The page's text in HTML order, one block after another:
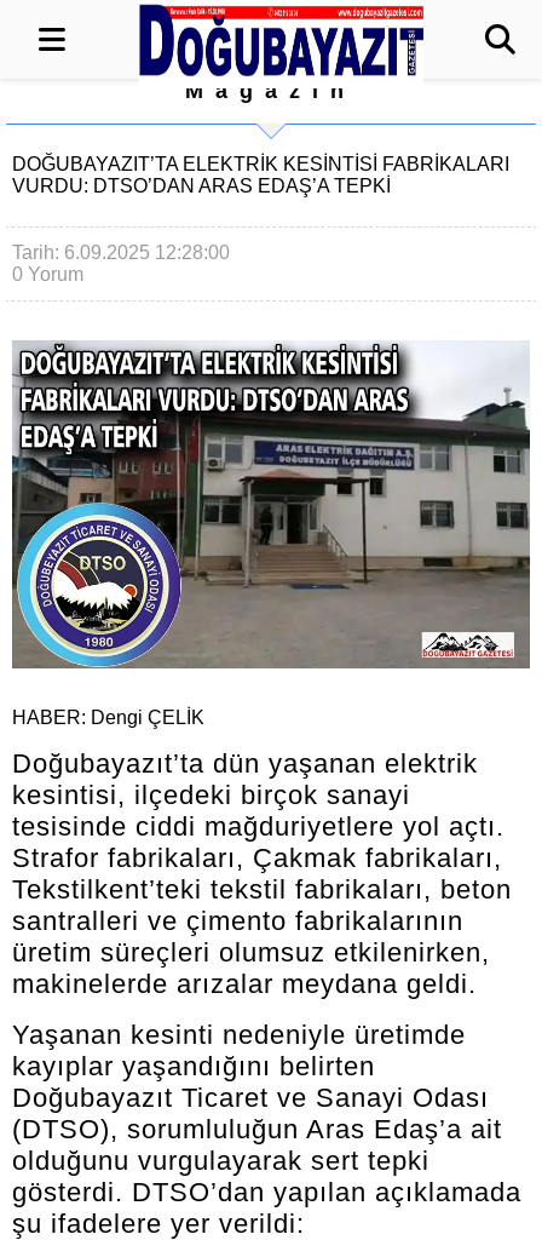
Magazin
DOĞUBAYAZIT’TA ELEKTRİK KESİNTİSİ FABRİKALARI
VURDU: DTSO’DAN ARAS EDAŞ’A TEPKİ
Tarih: 6.09.2025 12:28:00
0 Yorum
HABER: Dengi ÇELİK
Doğubayazıt’ta dün yaşanan elektrik
kesintisi, ilçedeki birçok sanayi
tesisinde ciddi mağduriyetlere yol açtı.
Strafor fabrikaları, Çakmak fabrikaları,
Tekstilkent’teki tekstil fabrikaları, beton
santralleri ve çimento fabrikalarının
üretim süreçleri olumsuz etkilenirken,
makinelerde arızalar meydana geldi.
Yaşanan kesinti nedeniyle üretimde
kayıplar yaşandığını belirten
Doğubayazıt Ticaret ve Sanayi Odası
(DTSO), sorumluluğun Aras Edaş’a ait
olduğunu vurgulayarak sert tepki
gösterdi. DTSO’dan yapılan açıklamada
şu ifadelere yer verildi: